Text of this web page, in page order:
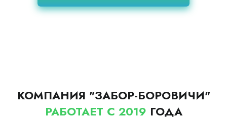
КОМПАНИЯ "ЗАБОР-БОРОВИЧИ"
РАБОТАЕТ С 2019 ГОДА